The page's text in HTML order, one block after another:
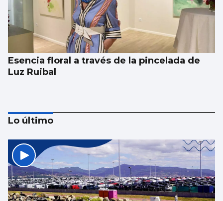
Esencia floral a través de la pincelada de
Luz Ruibal
Lo último